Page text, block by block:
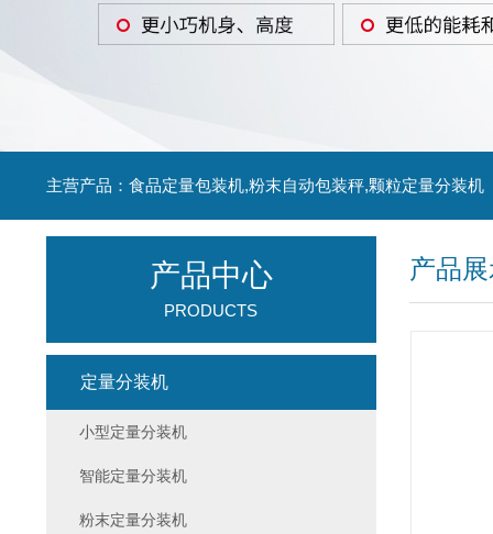
主营产品：食品定量包装机,粉末自动包装秤,颗粒定量分装机
产品
产品中心
PRODUCTS
定量分装机
小型定量分装机
智能定量分装机
粉末定量分装机